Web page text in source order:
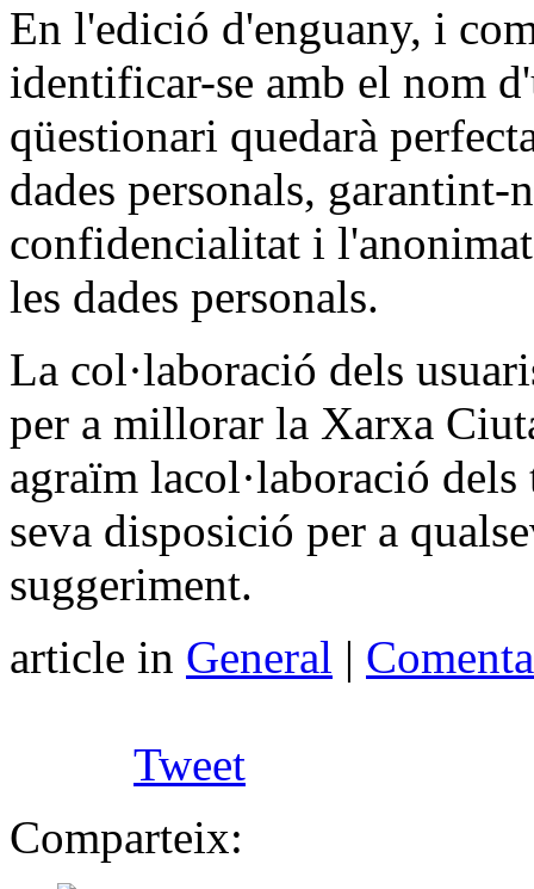
En l'edició d'enguany, i
identificar-se amb el nom
qüestionari quedarà
dades personals, garantint-
confidencialitat i
les dades personals.
La col·laboració dels
per a millorar la Xarxa
agraïm lacol·laboració
seva disposició per a
suggeriment.
article in General |
Tweet
Comparteix: